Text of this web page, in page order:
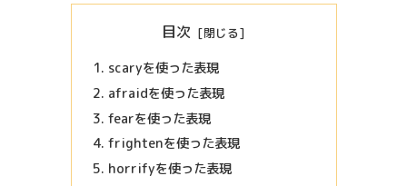
目次
scaryを使った表現
afraidを使った表現
fearを使った表現
frightenを使った表現
horrifyを使った表現